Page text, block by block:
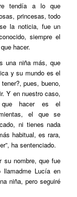
tendía a lo que
princesas, todo
la noticia, fue un
siempre el
hacer.
una niña más, que
y su mundo es el
pues, bueno,
Y en nuestro caso,
hacer es el
el que se
ni tienes nada
habitual, es rara,
ha sentenciado.
su nombre, que fue
llamadme Lucía en
niña, pero seguiré